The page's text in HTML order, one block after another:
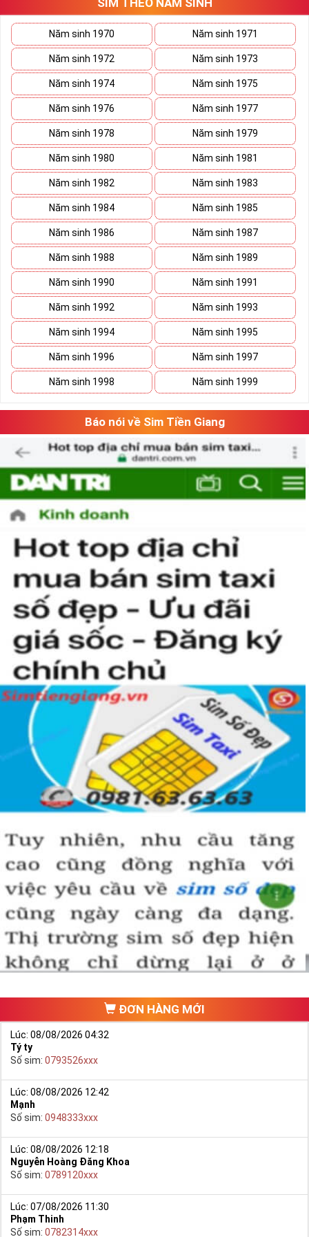
giá, sim giá rẻ như vậy nên bạn hãy xem qua một lượt danh
sách này trước khi đi vào những dãy số yêu thích hơn.
Xã Kho Sim Số Đẹp Giá rẻ
Có thể bạn sẽ tiết kiệm được ngân sách khá lớn nếu vô tình
Hãy lưu giữ nó lại và tiếp tục ngắm nghía danh sách sim số
đẹp khác. Khi đã có cái nhìn tổng quan và lựa chọn được
vài dãy số ưng ý, việc tiếp theo của bạn là cân đo đong đếm
xem sim nào là phù hợp với cá nhân mình nhất.
Việc này sẽ tốn không ít thời gian, nhưng nếu đã chấp nhận
bỏ ra một số tiền lớn thì việc cân nhắc lâu cũng là điều dễ
hiểu.
Tham khảo ngay:Danh Sách Sim Số Đẹp VIettel
Mua Sim Giảm Giá Có Phải Là
Sim Xấu?
Sim giảm giá Sim số đẹp giá rẻ
có thể là những sim siêu
vip nhưng đã lâu chưa tìm được người mua nên có
OFF để kích cầu mua sắm.
Trong mọi cuộc mua bán, người nhanh tay là người chiến
thắng. Sim số đẹp đôi khi cũng như vật giá leo thang ngày
hôm nay giá thấp nhưng ngày mai có thể tăng phi mã, số
tiền bạn dự định bỏ ra có thể nhanh chóng vượt khung trần.
Bạn cũng sẽ không có nhiều thời gian để do dự, bởi kho
sim giảm giá sẽ ngày càng cạn kiệt và đến khi đó dù sim số
xấu nhưng giá bán cao cũng là điều hết sức bình thường.
Đôi khi có một số khách hàng chuyên đi săn lùng những
loại sim giảm giá, sim số đẹp giá rẻ này về bán lại cho
những người không tìm được loại sim giảm giá này để có
Chính vì thế tại sao chúng ta lại không săn lùng sim giảm
giá sim số đẹp giá rẻ này để đầu tư sinh lãi thỏa sức niềm
đam mê sim số đẹp
Cách đây nhiều năm về trước khi dịch vụ mua bán trực tuyến
chưa phát triển, khách hàng muốn mua một sim số đẹp phải
trong một list.
SIM THEO NĂM SINH
Năm sinh 1970 Năm sinh 1971
Năm sinh 1972 Năm sinh 1973
Năm sinh 1974 Năm sinh 1975
Năm sinh 1976 Năm sinh 1977
Năm sinh 1978 Năm sinh 1979
Năm sinh 1980 Năm sinh 1981
Năm sinh 1982 Năm sinh 1983
Năm sinh 1984 Năm sinh 1985
Năm sinh 1986 Năm sinh 1987
Năm sinh 1988 Năm sinh 1989
Năm sinh 1990 Năm sinh 1991
Năm sinh 1992 Năm sinh 1993
Năm sinh 1994 Năm sinh 1995
Năm sinh 1996 Năm sinh 1997
Năm sinh 1998 Năm sinh 1999
Báo nói về Sim Tiền Giang
ĐƠN HÀNG MỚI
Lúc: 08/08/2026 04:32
Tý ty
Số sim: 0793526xxx
Lúc: 08/08/2026 12:42
Mạnh
Số sim: 0948333xxx
Lúc: 08/08/2026 12:18
Nguyễn Hoàng Đăng Khoa
Số sim: 0789120xxx
Lúc: 07/08/2026 11:30
Phạm Thinh
Số sim: 0782314xxx